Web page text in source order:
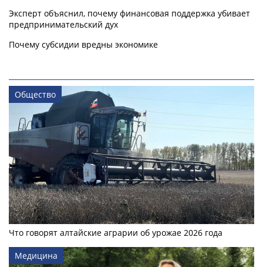
Эксперт объяснил, почему финансовая поддержка убивает
предпринимательский дух
Почему субсидии вредны экономике
Общество
Что говорят алтайские аграрии об урожае 2026 года
Медицина